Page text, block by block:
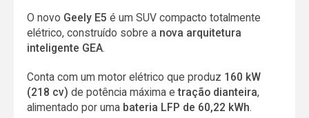
O novo Geely E5 é um SUV compacto totalmente
elétrico, construído sobre a nova arquitetura
inteligente GEA.
Conta com um motor elétrico que produz 160 kW
(218 cv) de potência máxima etração dianteira,
alimentado por uma bateria LFP de 60,22 kWh.